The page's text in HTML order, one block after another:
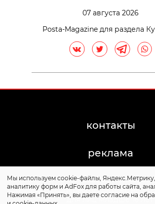
07 августа 2026
Posta-Magazine для раздела
контакты
реклама
©2011-2026 Posta-
Сайт может содержать контент, не
для лиц младше 16 лет.
Мы используем cookie-файлы,
аналитику форм и AdFox для работы сайта,
Нажимая «Принять», вы даете согласие на